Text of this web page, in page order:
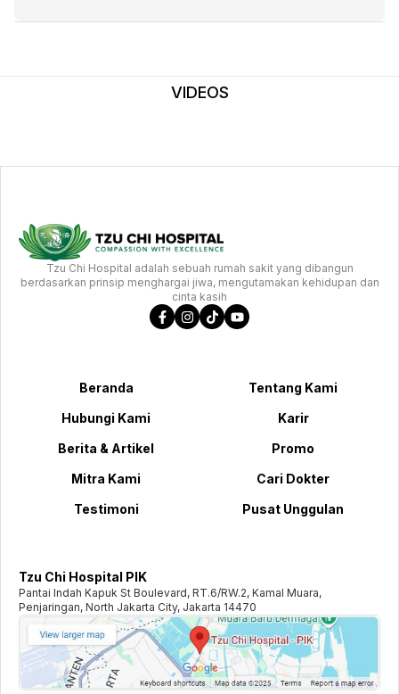
VIDEOS
Tzu Chi Hospital adalah sebuah rumah sakit yang dibangun
berdasarkan prinsip menghargai jiwa, mengutamakan kehidupan dan
cinta kasih
Beranda
Tentang Kami
Hubungi Kami
Karir
Berita & Artikel
Promo
Mitra Kami
Cari Dokter
Testimoni
Pusat Unggulan
Tzu Chi Hospital PIK
Pantai Indah Kapuk St Boulevard, RT.6/RW.2, Kamal Muara,
Penjaringan, North Jakarta City, Jakarta 14470